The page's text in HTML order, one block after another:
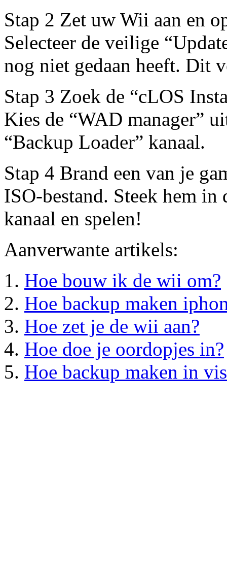
Stap 2 Zet uw Wii aan en
Selecteer de veilige
nog niet gedaan heeft. Dit
Stap 3 Zoek de “cLOS
Kies de “WAD manager”
“Backup Loader” kanaal.
Stap 4 Brand een van je
ISO-bestand. Steek hem
kanaal en spelen!
Aanverwante artikels:
Hoe bouw ik de wii om?
Hoe backup maken
Hoe zet je de wii aan?
Hoe doe je oordopjes in?
Hoe backup maken in